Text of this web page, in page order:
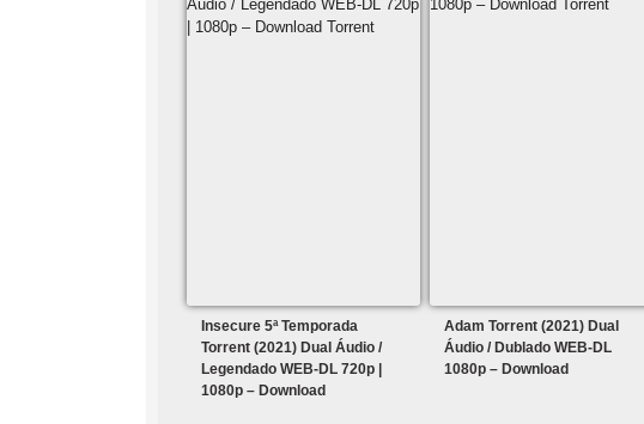
Insecure 5ª Temporada
Torrent (2021) Dual Áudio /
Legendado WEB-DL 720p |
1080p – Download
Adam Torrent (2021) Dual
Áudio / Dublado WEB-DL
1080p – Download